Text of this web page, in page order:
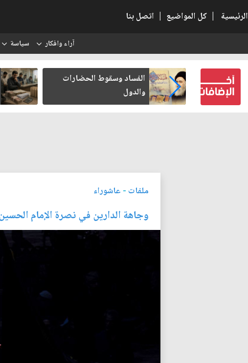
الرئيسية | كل المواضيع | اتصل بنا
آراء وافكار سياسة
كتب لنفسه
الفساد وسقوط الحضارات
والدول
ملفات - عاشوراء
وجاهة الدارين في نصرة الإمام